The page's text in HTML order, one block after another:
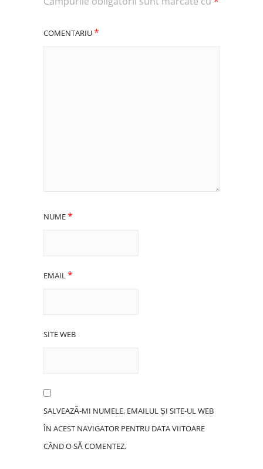
COMENTARIU*
NUME*
EMAIL*
SITE WEB
SALVEAZĂ-MI NUMELE, EMAILUL ȘI SITE-UL WEB
ÎN ACEST NAVIGATOR PENTRU DATA VIITOARE
CÂND O SĂ COMENTEZ.